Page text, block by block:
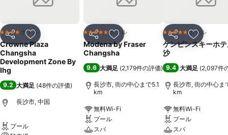
シェア お気に入りに追加
4 ホテルのランク
ホテル
Crowne Plaza
Changsha
Development Zone By
Ihg
9.2 大満足 (48件の評価)
長沙市, 中国
プール
シェア お気に入りに追加
5 ホテルのランク
ホテル
Modena by Fraser
Changsha
9.6 大満足 (2,179件の評価)
長沙市, 街の中心まで5.1
km
無料Wi-Fi
プール
スパ
シェア お気に入
5 ホテルのランク
ホテル
ケンピンスキーホ
沙
9.4 大満足 (2,097件
長沙市, 街の中心ま
km
無料Wi-Fi
プール
スパ